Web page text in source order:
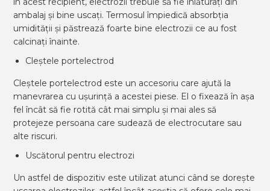
ambalaj și bine uscați. Termosul împiedică absorbția
umidității și păstrează foarte bine electrozii ce au fost
calcinați înainte.
Cleștele portelectrod
Cleștele portelectrod este un accesoriu care ajută la
manevrarea cu ușurință a acestei piese. El o fixează în așa
fel încât să fie rotită cât mai simplu și mai ales să
protejeze persoana care sudează de electrocutare sau
alte riscuri.
Uscătorul pentru electrozi
Un astfel de dispozitiv este utilizat atunci când se dorește